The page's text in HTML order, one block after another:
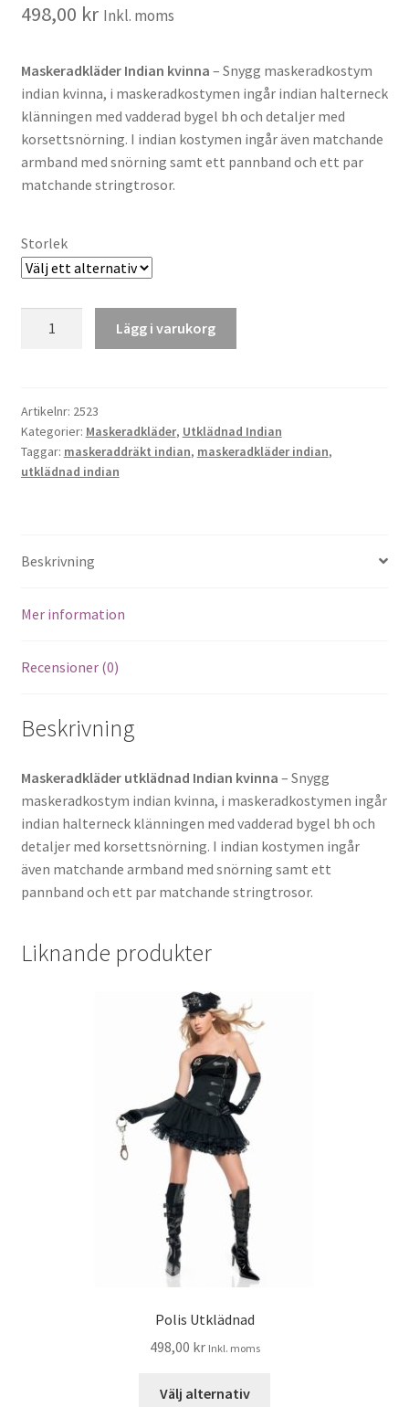
498,00 kr Inkl. moms
Maskeradkläder Indian kvinna – Snygg maskeradkostym
indian kvinna, i maskeradkostymen ingår indian halterneck
klänningen med vadderad bygel bh och detaljer med
korsettsnörning. I indian kostymen ingår även matchande
armband med snörning samt ett pannband och ett par
matchande stringtrosor.
Storlek
Lägg i varukorg
Artikelnr: 2523
Kategorier: Maskeradkläder, Utklädnad Indian
Taggar: maskeraddräkt indian, maskeradkläder indian,
utklädnad indian
Beskrivning
Mer information
Recensioner (0)
Beskrivning
Maskeradkläder utklädnad Indian kvinna – Snygg
maskeradkostym indian kvinna, i maskeradkostymen ingår
indian halterneck klänningen med vadderad bygel bh och
detaljer med korsettsnörning. I indian kostymen ingår
även matchande armband med snörning samt ett
pannband och ett par matchande stringtrosor.
Liknande produkter
Polis Utklädnad
498,00 kr Inkl. moms
Välj alternativ